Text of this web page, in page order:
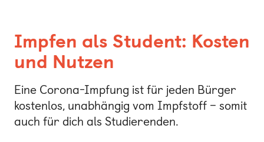
Impfen als Student: Kosten
und Nutzen
Eine Corona-Impfung ist für jeden Bürger
kostenlos, unabhängig vom Impfstoff – somit
auch für dich als Studierenden.